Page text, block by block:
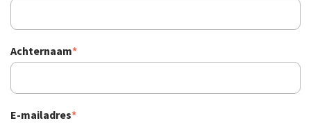
Achternaam*
E-mailadres*